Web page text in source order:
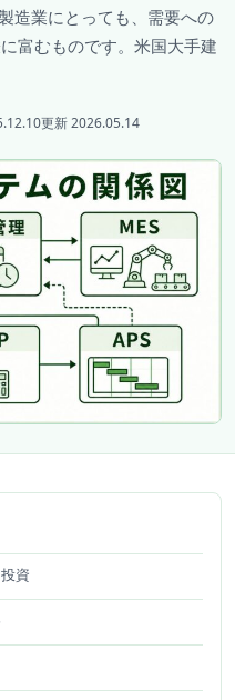
造業にとっても、需要への
富むものです。米国大手建
更新 2026.05.14
資